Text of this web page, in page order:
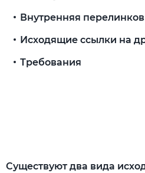
Существуют два вида
Внутренняя
Исходящие ссылки на
Требования